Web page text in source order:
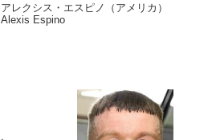
アレクシス・エスピノ（アメリカ）
Alexis Espino